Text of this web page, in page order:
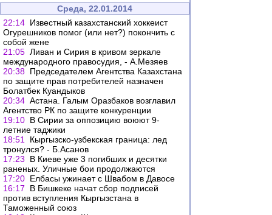
Среда, 22.01.2014
22:14 Известный казахстанский хоккеист
Огурешников помог (или нет?) покончить с
собой жене
21:05 Ливан и Сирия в кривом зеркале
международного правосудия, - А.Мезяев
20:38 Председателем Агентства Казахстана
по защите прав потребителей назначен
Болатбек Куандыков
20:34 Астана. Галым Оразбаков возглавил
Агентство РК по защите конкуренции
19:10 В Сирии за оппозицию воюют 9-
летние таджики
18:51
Кыргызско-узбекская граница: лед
тронулся? - Б.Асанов
17:23
В Киеве уже 3 погибших и десятки
раненых. Уличные бои продолжаются
17:20 Елбасы ужинает с Швабом в Давосе
16:17
В Бишкеке начат сбор подписей
против вступления Кыргызстана в
Таможенный союз